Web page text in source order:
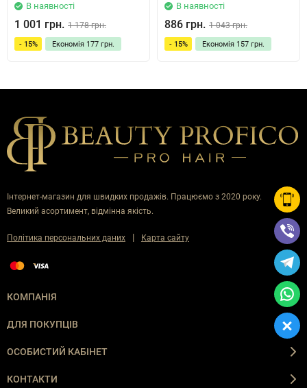
В наявності
1 001 грн. 1 178 грн.
- 15% Економія 177 грн.
В наявності
886 грн. 1 043 грн.
- 15% Економія 157 грн.
Інтернет-магазин для швидких продажів. Працюємо з 2020 року.
Великий асортимент, відмінна якість.
Політика персональних даних | Карта сайту
КОМПАНІЯ
ДЛЯ ПОКУПЦІВ
ОСОБИСТИЙ КАБІНЕТ
КОНТАКТИ